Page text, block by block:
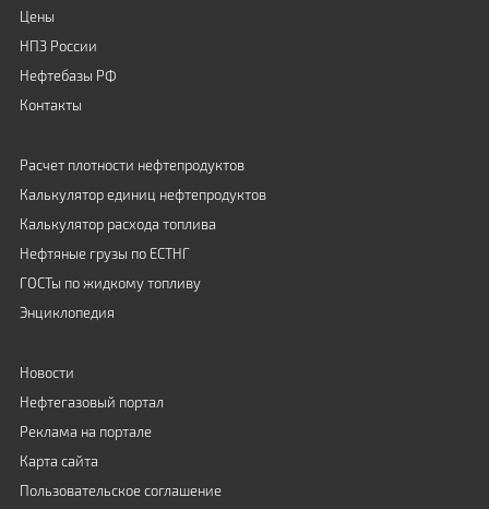
Цены
НПЗ России
Нефтебазы РФ
Контакты
Расчет плотности нефтепродуктов
Калькулятор единиц нефтепродуктов
Калькулятор расхода топлива
Нефтяные грузы по ЕСТНГ
ГОСТы по жидкому топливу
Энциклопедия
Новости
Нефтегазовый портал
Реклама на портале
Карта сайта
Пользовательское соглашение